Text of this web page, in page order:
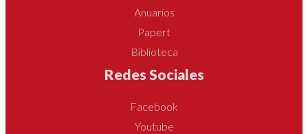
Anuarios
Papert
Biblioteca
Redes Sociales
Facebook
Youtube